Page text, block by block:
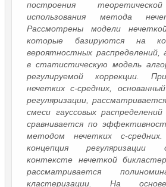
построения
использования метода
Рассмотрены модели
которые базируются на
вероятностных распределений,
в статистическую модель
регулируемой коррекции.
нечетких c-средних,
регуляризации,
смеси гауссовых
сравнивается по
методом нечетких c-
концепция регуляризации
контексте нечеткой
рассматривается
кластеризации. На